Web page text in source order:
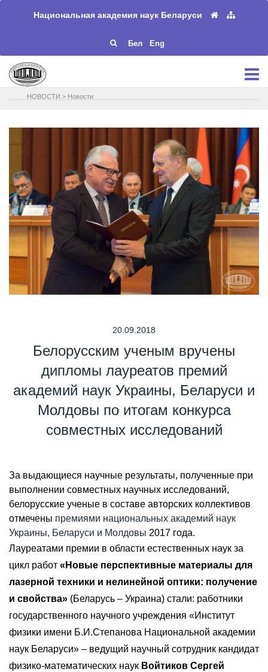
Национальная академия наук Беларуси
Бел Eng
НОВОСТИ > Новости
20.09.2018
Белорусским ученым вручены
дипломы лауреатов премий
академий наук Украины, Беларуси и
Молдовы по итогам конкурса
совместных исследований
За выдающиеся научные результаты, полученные при
выполнении совместных научных исследований,
белорусские ученые в составе авторских коллективов
отмечены премиями национальных академий наук
Украины, Беларуси и Молдовы 2017 года.
Лауреатами премии в области естественных наук за
цикл работ «Новые перспективные материалы для
лазерной техники и нелинейной оптики: получение
и свойства» (Беларусь – Украина) стали: работники
государственного научного учреждения «Институт
физики имени Б.И.Степанова Национальной академии
наук Беларуси» – ведущий научный сотрудник кандидат
физико-математических наук Войтиков Сергей